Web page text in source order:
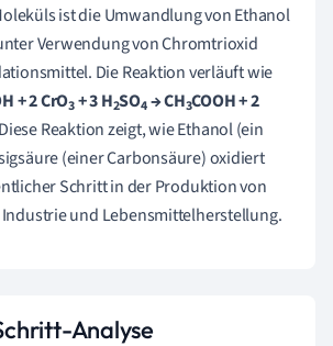
ist die Umwandlung von Ethanol
Verwendung von Chromtrioxid
Die Reaktion verläuft wie
+ 2 CrO3+ 3 H2SO4→ CH3COOH + 2
Diese Reaktion zeigt, wie Ethanol (ein
(einer Carbonsäure) oxidiert
Schritt in der Produktion von
Industrie und Lebensmittelherstellung.
Analyse